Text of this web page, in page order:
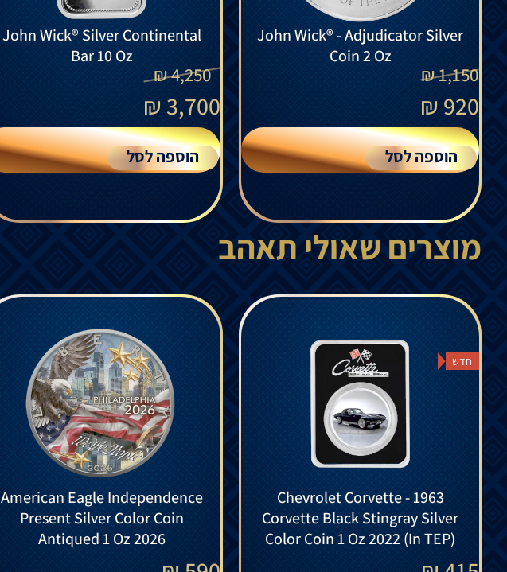
Coin 2 Oz
1,150
₪
920
₪
הוספה לסל
John Wick® Silver Continental
Bar 10 Oz
4,250
₪
3,700
₪
הוספה לסל
מוצרים שאולי תאהב
חדש
Chevrolet Corvette - 1963
Corvette Black Stingray Silver
Color Coin 1 Oz 2022 (In TEP)
American Eagle Independence
Present Silver Color Coin
Antiqued 1 Oz 2026